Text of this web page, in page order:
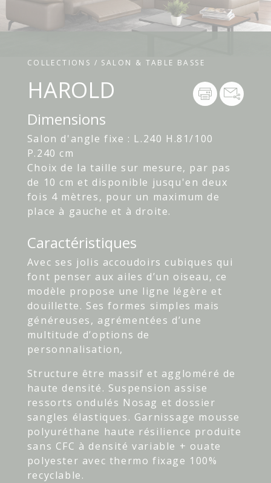
COLLECTIONS / SALON & TABLE BASSE
HAROLD
Dimensions
Salon d'angle fixe : L.240 H.81/100
P.240 cm
Choix de la taille sur mesure, par pas
de 10 cm et disponible jusqu'en deux
fois 4 mètres, pour un maximum de
place à gauche et à droite.
Caractéristiques
Avec ses jolis accoudoirs cubiques qui
font penser aux ailes d’un oiseau, ce
modèle propose une ligne légère et
douillette. Ses formes simples mais
généreuses, agrémentées d’une
multitude d’options de
personnalisation,
Structure être massif et aggloméré de
haute densité. Suspension assise
ressorts ondulés Nosag et dossier
sangles élastiques. Garnissage mousse
polyuréthane haute résilience produite
sans CFC à densité variable + ouate
polyester avec thermo fixage 100%
recyclable.